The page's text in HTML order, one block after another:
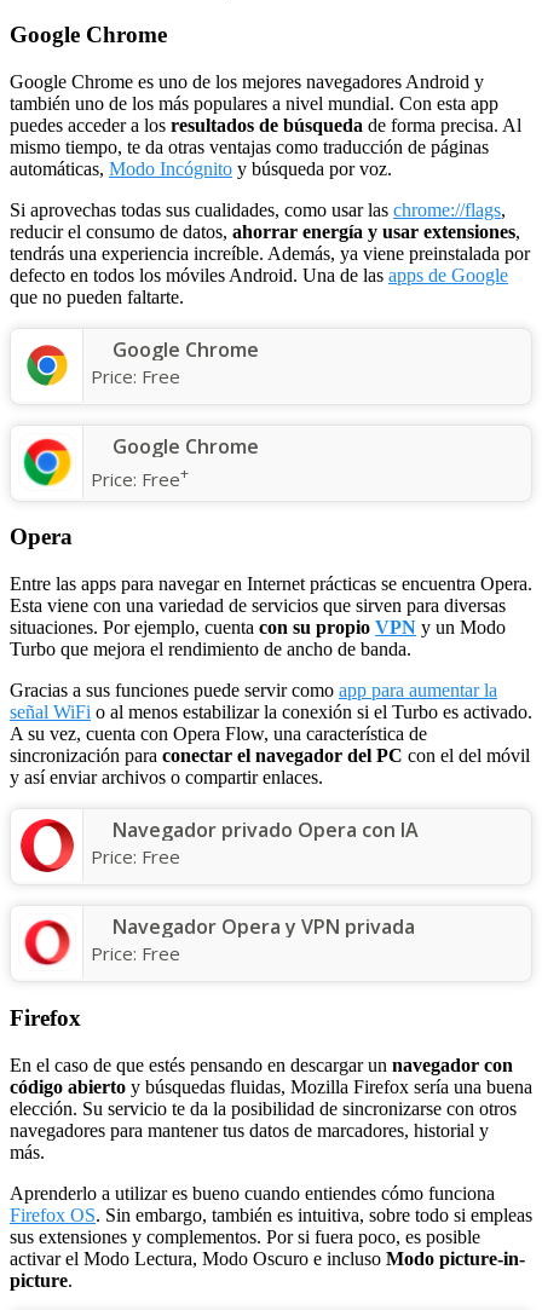
Google Chrome
Google Chrome es uno de los mejores navegadores Android y
también uno de los más populares a nivel mundial. Con esta app
puedes acceder a los resultados de búsqueda de forma precisa. Al
mismo tiempo, te da otras ventajas como traducción de páginas
automáticas, Modo Incógnito y búsqueda por voz.
Si aprovechas todas sus cualidades, como usar las chrome://flags,
reducir el consumo de datos, ahorrar energía y usar extensiones,
tendrás una experiencia increíble. Además, ya viene preinstalada por
defecto en todos los móviles Android. Una de las apps de Google
que no pueden faltarte.
Google Chrome
Price: Free
Google Chrome
Price: Free+
Opera
Entre las apps para navegar en Internet prácticas se encuentra Opera.
Esta viene con una variedad de servicios que sirven para diversas
situaciones. Por ejemplo, cuenta con su propio VPN y un Modo
Turbo que mejora el rendimiento de ancho de banda.
Gracias a sus funciones puede servir como app para aumentar la
señal WiFi o al menos estabilizar la conexión si el Turbo es activado.
A su vez, cuenta con Opera Flow, una característica de
sincronización para conectar el navegador del PC con el del móvil
y así enviar archivos o compartir enlaces.
Navegador privado Opera con IA
Price: Free
Navegador Opera y VPN privada
Price: Free
Firefox
En el caso de que estés pensando en descargar un navegador con
código abierto y búsquedas fluidas, Mozilla Firefox sería una buena
elección. Su servicio te da la posibilidad de sincronizarse con otros
navegadores para mantener tus datos de marcadores, historial y
más.
Aprenderlo a utilizar es bueno cuando entiendes cómo funciona
Firefox OS. Sin embargo, también es intuitiva, sobre todo si empleas
sus extensiones y complementos. Por si fuera poco, es posible
activar el Modo Lectura, Modo Oscuro e incluso Modo picture-in-
picture.